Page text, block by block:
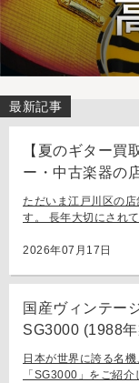
最新記事
【夏のギター買
ー・中古楽器の
ります。
ただいま江戸川区の
す。 長年大切にされ
ち込み査定も大歓迎で
2026年07月17日
国産ヴィンテー
SG3000 (1988
にて買取
日本が世界に誇る名
「SG3000」をご紹